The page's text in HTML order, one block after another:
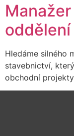
oddělení
Hledáme silného
stavebnictví,
obchodní